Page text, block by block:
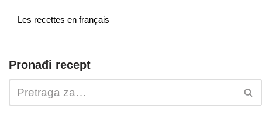
Les recettes en français
Pronađi recept